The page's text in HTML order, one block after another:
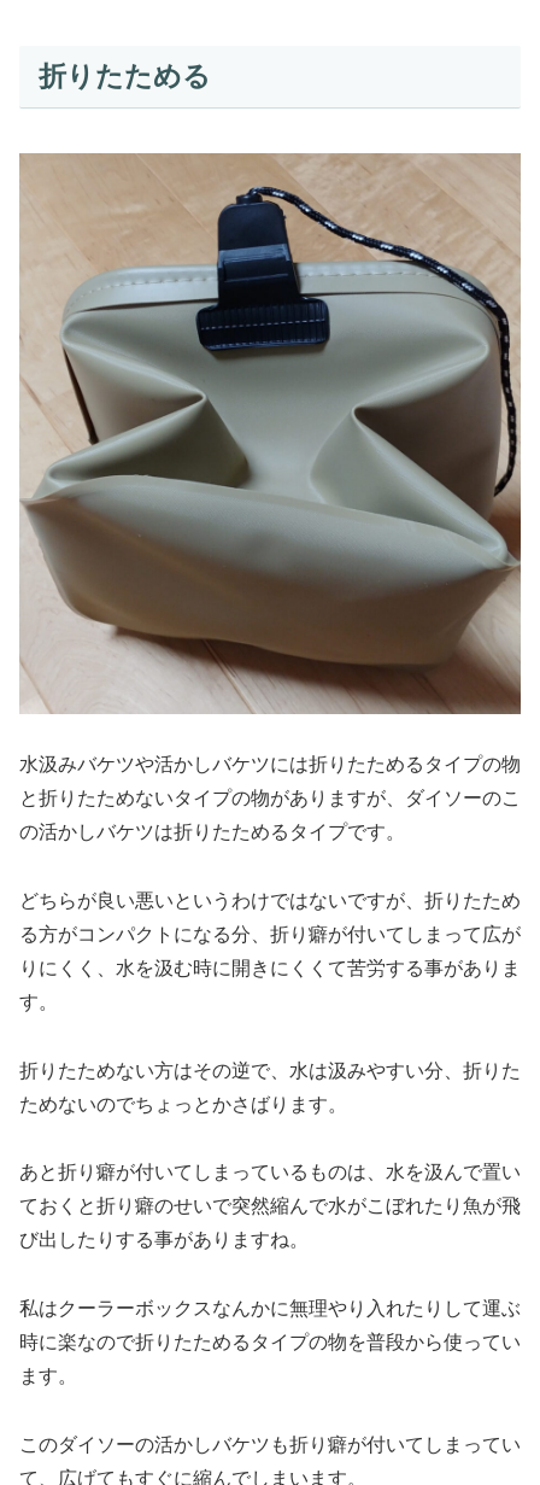
折りたためる
水汲みバケツや活かしバケツには折りたためるタイプの物
と折りたためないタイプの物がありますが、ダイソーのこ
の活かしバケツは折りたためるタイプです。
どちらが良い悪いというわけではないですが、折りたため
る方がコンパクトになる分、折り癖が付いてしまって広が
りにくく、水を汲む時に開きにくくて苦労する事がありま
す。
折りたためない方はその逆で、水は汲みやすい分、折りた
ためないのでちょっとかさばります。
あと折り癖が付いてしまっているものは、水を汲んで置い
ておくと折り癖のせいで突然縮んで水がこぼれたり魚が飛
び出したりする事がありますね。
私はクーラーボックスなんかに無理やり入れたりして運ぶ
時に楽なので折りたためるタイプの物を普段から使ってい
ます。
このダイソーの活かしバケツも折り癖が付いてしまってい
て、広げてもすぐに縮んでしまいます。